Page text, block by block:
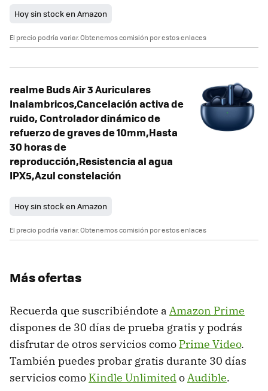
Hoy sin stock en Amazon
El precio podría variar. Obtenemos comisión por estos enlaces
realme Buds Air 3 Auriculares
Inalambricos,Cancelación activa de
ruido, Controlador dinámico de
refuerzo de graves de 10mm,Hasta
30 horas de
reproducción,Resistencia al agua
IPX5,Azul constelación
Hoy sin stock en Amazon
El precio podría variar. Obtenemos comisión por estos enlaces
Más ofertas
Recuerda que suscribiéndote a Amazon Prime
dispones de 30 días de prueba gratis y podrás
disfrutar de otros servicios como Prime Video.
También puedes probar gratis durante 30 días
servicios como Kindle UnlimitedoAudible.